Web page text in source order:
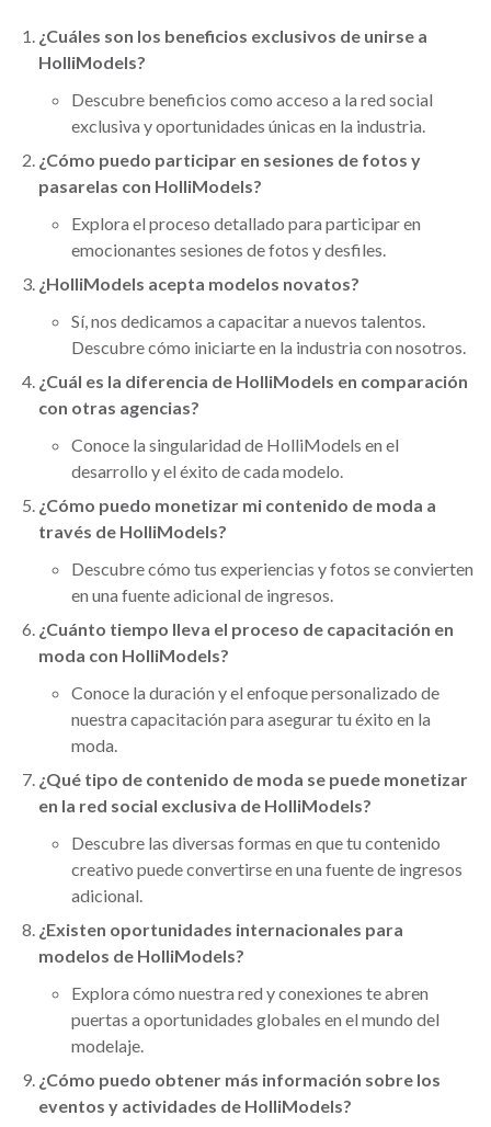
¿Cuáles son los beneficios exclusivos de unirse a
HolliModels?
Descubre beneficios como acceso a la red social
exclusiva y oportunidades únicas en la industria.
¿Cómo puedo participar en sesiones de fotos y
pasarelas con HolliModels?
Explora el proceso detallado para participar en
emocionantes sesiones de fotos y desfiles.
¿HolliModels acepta modelos novatos?
Sí, nos dedicamos a capacitar a nuevos talentos.
Descubre cómo iniciarte en la industria con nosotros.
¿Cuál es la diferencia de HolliModels en comparación
con otras agencias?
Conoce la singularidad de HolliModels en el
desarrollo y el éxito de cada modelo.
¿Cómo puedo monetizar mi contenido de moda a
través de HolliModels?
Descubre cómo tus experiencias y fotos se convierten
en una fuente adicional de ingresos.
¿Cuánto tiempo lleva el proceso de capacitación en
moda con HolliModels?
Conoce la duración y el enfoque personalizado de
nuestra capacitación para asegurar tu éxito en la
moda.
¿Qué tipo de contenido de moda se puede monetizar
en la red social exclusiva de HolliModels?
Descubre las diversas formas en que tu contenido
creativo puede convertirse en una fuente de ingresos
adicional.
¿Existen oportunidades internacionales para
modelos de HolliModels?
Explora cómo nuestra red y conexiones te abren
puertas a oportunidades globales en el mundo del
modelaje.
¿Cómo puedo obtener más información sobre los
eventos y actividades de HolliModels?